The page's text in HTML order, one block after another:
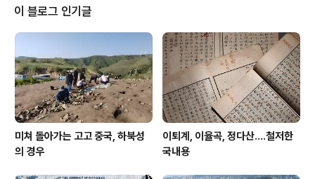
좋다. 그때까지도 한국문화에 대한 비하가 더 우세했던 때
니까, 열등감에 대한 극복은 과보상으로 시작할 수도 있다.
그건 이해한다. 그런데 시간이 흘러 흘러, "가장 한국적인
것이 가장 세계적"이라고 우기더니, 그 다음으로 나온 이야
기가 아예 "아는 만큼 보인다"라는 이야기였다. 도대체 아
는 만큼 보인다는 소..
이 블로그 인기글
미쳐 돌아가는 고고 중국, 하북성
의 경우
이퇴계, 이율곡, 정다산....철저한
국내용